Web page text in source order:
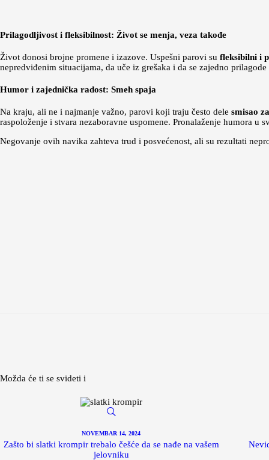
Prilagodljivost i fleksibilnost: Život se menja, veza takođe
Život donosi brojne promene i izazove. Uspešni parovi su fleksibilni i
nepredviđenim situacijama, da uče iz grešaka i da se zajedno
Humor i zajednička radost: Smeh spaja
Na kraju, ali ne i najmanje važno, parovi koji traju često dele smisao
raspoloženje i stvara nezaboravne uspomene. Pronalaženje humora u
Negovanje ovih navika zahteva trud i posvećenost, ali su rezultati
Možda će ti se svideti i
NOVEMBAR 14, 2024
Zašto bi slatki krompir trebalo češće da se nađe na vašem
jelovniku